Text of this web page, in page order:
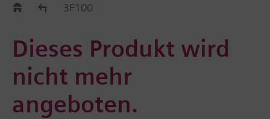
Austauschhilfe
3F100
Dieses Produkt wird
nicht mehr
angeboten.